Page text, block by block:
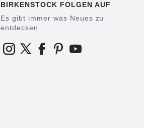
BIRKENSTOCK FOLGEN AUF
Es gibt immer was Neues zu
entdecken